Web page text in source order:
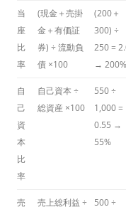
当
座
比
率
(現金＋売掛
金＋有価証
券) ÷ 流動負
債 ×100
(200＋
300) ÷
250 =
→ 200%
自
己
資
本
比
率
自己資本 ÷
総資産 ×100
550 ÷
1,000 =
0.55 →
55%
売
売上総利益 ÷
500 ÷